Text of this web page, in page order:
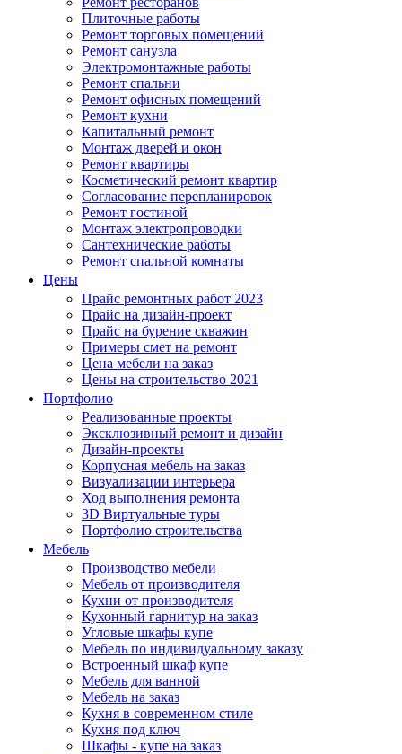
Плиточные работы
Ремонт торговых помещений
Ремонт санузла
Электромонтажные работы
Ремонт спальни
Ремонт офисных помещений
Ремонт кухни
Капитальный ремонт
Монтаж дверей и окон
Ремонт квартиры
Косметический ремонт квартир
Согласование перепланировок
Ремонт гостиной
Монтаж электропроводки
Сантехнические работы
Ремонт спальной комнаты
Цены
Прайс ремонтных работ 2023
Прайс на дизайн-проект
Прайс на бурение скважин
Примеры смет на ремонт
Цена мебели на заказ
Цены на строительство 2021
Портфолио
Реализованные проекты
Эксклюзивный ремонт и дизайн
Дизайн-проекты
Корпусная мебель на заказ
Визуализации интерьера
Ход выполнения ремонта
3D Виртуальные туры
Портфолио строительства
Мебель
Производство мебели
Мебель от производителя
Кухни от производителя
Кухонный гарнитур на заказ
Угловые шкафы купе
Мебель по индивидуальному заказу
Встроенный шкаф купе
Мебель для ванной
Мебель на заказ
Кухня в современном стиле
Кухня под ключ
Шкафы - купе на заказ